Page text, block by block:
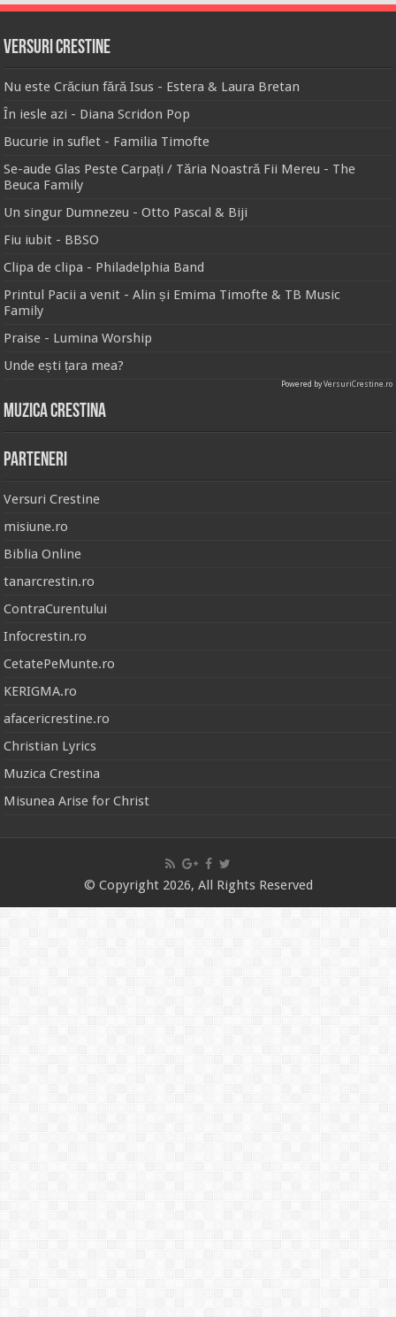
Versuri Crestine
Nu este Crăciun fără Isus - Estera & Laura Bretan
În iesle azi - Diana Scridon Pop
Bucurie in suflet - Familia Timofte
Se-aude Glas Peste Carpați / Tăria Noastră Fii Mereu - The
Beuca Family
Un singur Dumnezeu - Otto Pascal & Biji
Fiu iubit - BBSO
Clipa de clipa - Philadelphia Band
Printul Pacii a venit - Alin și Emima Timofte & TB Music
Family
Praise - Lumina Worship
Unde ești țara mea?
Powered byVersuriCrestine.ro
Muzica Crestina
Parteneri
Versuri Crestine
misiune.ro
Biblia Online
tanarcrestin.ro
ContraCurentului
Infocrestin.ro
CetatePeMunte.ro
KERIGMA.ro
afacericrestine.ro
Christian Lyrics
Muzica Crestina
Misunea Arise for Christ
© Copyright 2026, All Rights Reserved